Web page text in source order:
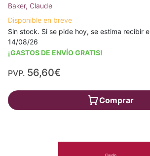
Baker, Claude
Disponible en breve
Sin stock. Si se pide hoy, se estima recibir
14/08/26
¡GASTOS DE ENVÍO GRATIS!
PVP. 56,60€
Comprar